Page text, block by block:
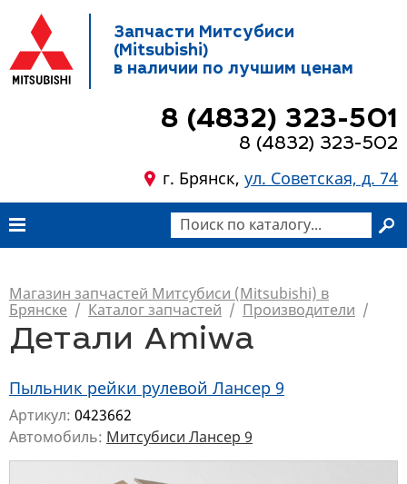
Запчасти Митсубиси
(Mitsubishi)
в наличии по лучшим ценам
8 (4832) 323-501
8 (4832) 323-502
г. Брянск, ул. Советская, д. 74
Магазин запчастей Митсубиси (Mitsubishi) в
Брянске / Каталог запчастей / Производители /
Детали Amiwa
Пыльник рейки рулевой Лансер 9
Артикул: 0423662
Автомобиль: Митсубиси Лансер 9